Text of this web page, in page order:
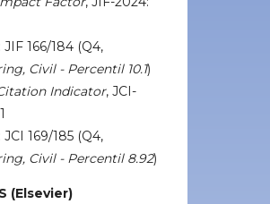
JIF 166/184 (Q4,
Civil - Percentil 10.1)
Indicator, JCI-
169/185 (Q4,
Civil - Percentil 8.92)
(Elsevier)